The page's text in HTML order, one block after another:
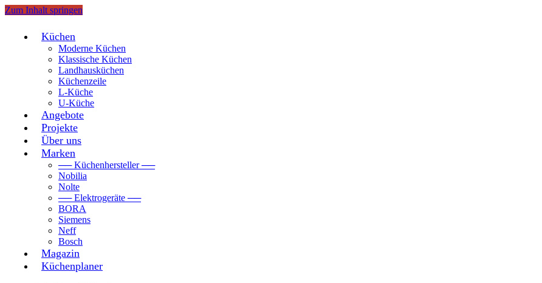
Zum Inhalt springen
Küchen
Moderne Küchen
Klassische Küchen
Landhausküchen
Küchenzeile
L-Küche
U-Küche
Angebote
Projekte
Über uns
Marken
── Küchenhersteller ──
Nobilia
Nolte
── Elektrogeräte ──
BORA
Siemens
Neff
Bosch
Magazin
Küchenplaner